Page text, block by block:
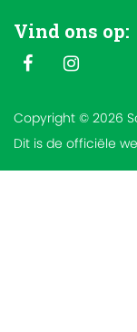
Vind ons op:
Copyright © 2026
Dit is de officiële